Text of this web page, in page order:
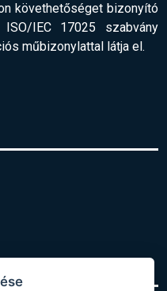
követhetőséget bizonyító
IEC 17025 szabvány
műbizonylattal látja el.